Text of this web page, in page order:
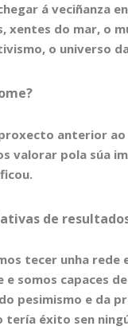
á veciñanza
xentes do mar, o
o universo
anterior ao
valorar pola súa
de
tecer unha rede
e somos capaces
pesimismo e da
tería éxito sen